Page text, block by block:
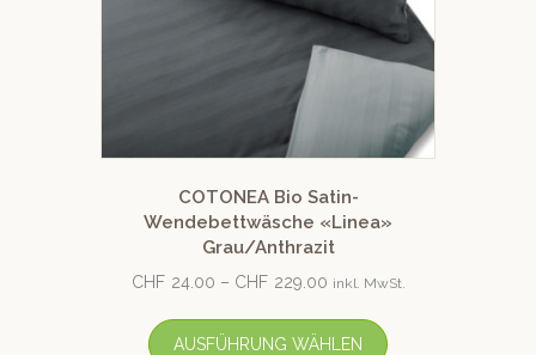
COTONEA Bio Satin-
Wendebettwäsche «Linea»
Grau/Anthrazit
CHF 24.00 – CHF 229.00 inkl. MwSt.
AUSFÜHRUNG WÄHLEN